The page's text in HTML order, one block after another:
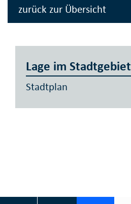
zurück zur Übersicht
Lage im Stadtgebiet
Stadtplan